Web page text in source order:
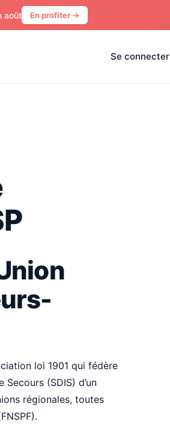
août En profiter →
Se connecter
loi 1901 qui fédère
(SDIS) d’un
régionales, toutes